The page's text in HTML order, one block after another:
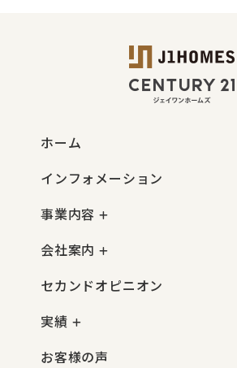
ホーム
インフォメーション
事業内容
会社案内
セカンドオピニオン
実績
お客様の声